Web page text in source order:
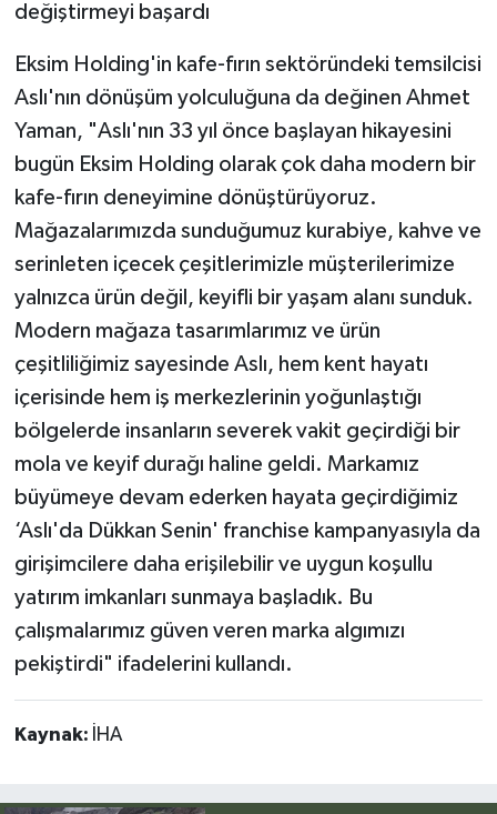
değiştirmeyi başardı
Eksim Holding'in kafe-fırın sektöründeki temsilcisi
Aslı'nın dönüşüm yolculuğuna da değinen Ahmet
Yaman, "Aslı'nın 33 yıl önce başlayan hikayesini
bugün Eksim Holding olarak çok daha modern bir
kafe-fırın deneyimine dönüştürüyoruz.
Mağazalarımızda sunduğumuz kurabiye, kahve ve
serinleten içecek çeşitlerimizle müşterilerimize
yalnızca ürün değil, keyifli bir yaşam alanı sunduk.
Modern mağaza tasarımlarımız ve ürün
çeşitliliğimiz sayesinde Aslı, hem kent hayatı
içerisinde hem iş merkezlerinin yoğunlaştığı
bölgelerde insanların severek vakit geçirdiği bir
mola ve keyif durağı haline geldi. Markamız
büyümeye devam ederken hayata geçirdiğimiz
‘Aslı'da Dükkan Senin' franchise kampanyasıyla da
girişimcilere daha erişilebilir ve uygun koşullu
yatırım imkanları sunmaya başladık. Bu
çalışmalarımız güven veren marka algımızı
pekiştirdi" ifadelerini kullandı.
Kaynak: İHA